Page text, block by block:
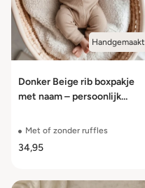
Handgemaakt
Donker Beige rib boxpakje
met naam – persoonlijk
Met of zonder ruffles
34,95